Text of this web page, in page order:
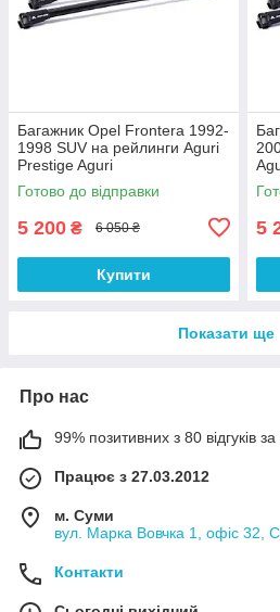
Багажник Opel Frontera 1992-
1998 SUV на рейлинги Aguri
Prestige Aguri
Готово до відправки
5 200 ₴ 6 050 ₴
Купити
5
Показати ще
Про нас
99% позитивних з 80 відгуків за
Працює з 27.03.2012
м. Суми
вул. Марка Вовчка 1, офіс 32,
Контакти